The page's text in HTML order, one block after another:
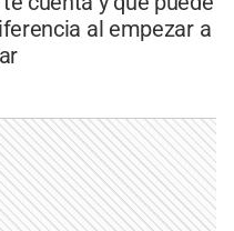
al empezar a